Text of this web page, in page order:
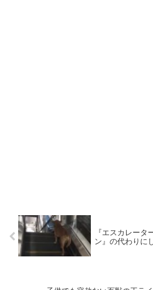
『エスカレータ
ン』の代わりに